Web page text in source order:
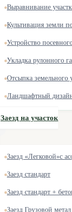
Выравнивание
Культивация земли
Устройство
Укладка рулонного
Отсыпка земельного
Ландшафтный
Заезд на участок
Заезд «Легковой»с
Заезд стандарт
Заезд стандарт +
Заезд Грузовой